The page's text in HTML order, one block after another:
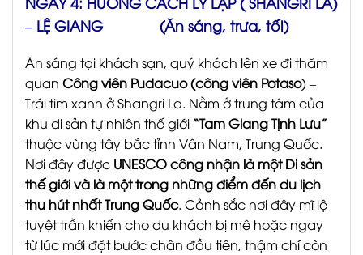
– LỆ GIANG (Ăn sáng, trưa, tối)
Ăn sáng tại khách sạn, quý khách lên xe đi thăm
quan Công viên Pudacuo (công viên Potaso) –
Trái tim xanh ở Shangri La. Nằm ở trung tâm của
khu di sản tự nhiên thế giới “Tam Giang Tịnh Lưu”
thuộc vùng tây bắc tỉnh Vân Nam, Trung Quốc.
Nơi đây được UNESCO công nhận là một Di sản
thế giới và là mộttrong những điểm đến du lịch
thu hút nhất Trung Quốc. Cảnh sắc nơi đây mĩ lệ
tuyệt trần khiến cho du khách bị mê hoặc ngay
từ lúc mới đặt bước chân đầu tiên, thậm chí còn